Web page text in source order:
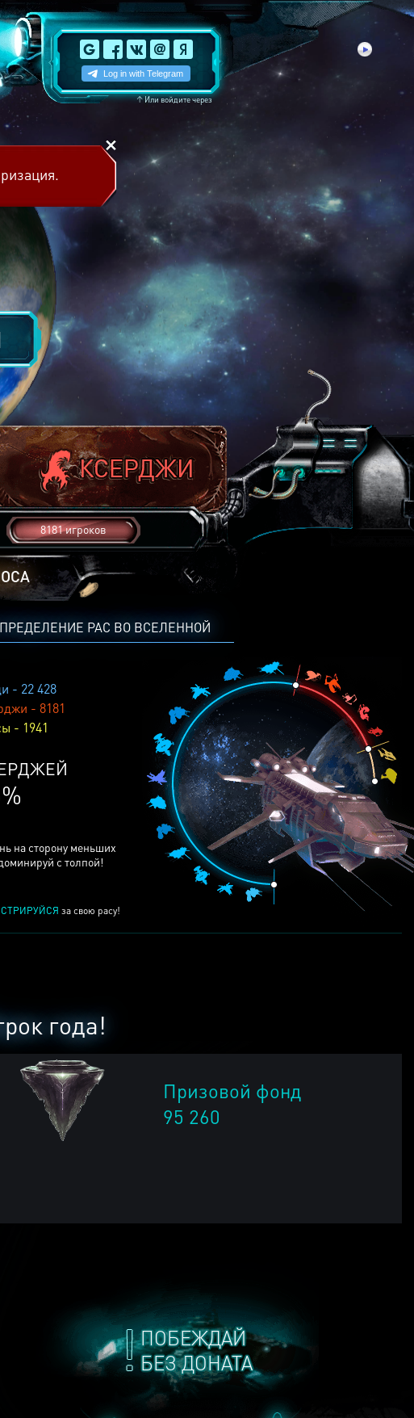
↑Или войдите через
8181 игроков
РАС ВО ВСЕЛЕННОЙ
- 22 428
- 8181
- 1941
на сторону меньших
с толпой!
за свою расу!
ПОБЕЖДАЙ
БЕЗ ДОНАТА
года!
Призовой фонд
95 260